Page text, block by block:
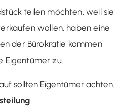
teilen möchten, weil sie
wollen, haben eine
der Bürokratie kommen
Eigentümer zu.